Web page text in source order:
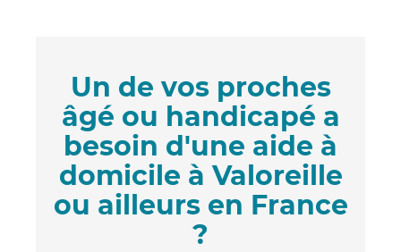
Un de vos proches
âgé ou handicapé a
besoin d'une aide à
domicile à Valoreille
ou ailleurs en France
?